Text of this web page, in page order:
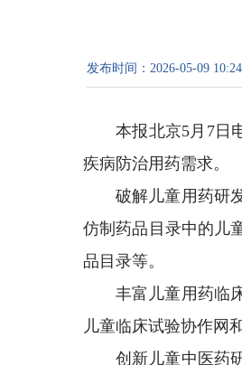
发布时间： 2026-05-09 10:24
本报北京5月7日
疾病防治用药需求。
破解儿童用药研
仿制药品目录中的儿
品目录等。
丰富儿童用药临
儿童临床试验协作网
创新儿童中医药